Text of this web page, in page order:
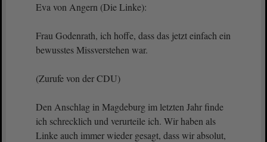
Eva von Angern (Die Linke):
Frau Godenrath, ich hoffe, dass das jetzt einfach ein
bewusstes Missverstehen war.
(Zurufe von der CDU)
Den Anschlag in Magdeburg im letzten Jahr finde
ich schrecklich und verurteile ich. Wir haben als
Linke auch immer wieder gesagt, dass wir absolut,